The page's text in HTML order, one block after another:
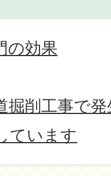
の効果
掘削工事で
ています